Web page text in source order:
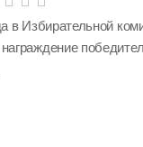
в Избирательной